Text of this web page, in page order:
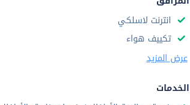
انترنت لاسلكي
تكييف هواء
عرض المزيد
الخدمات